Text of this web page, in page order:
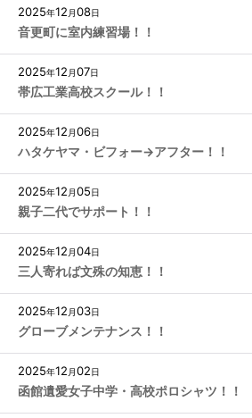
2025年12 月08日
音更町に室内練習場！！
2025年12 月07日
帯広工業高校スクール！！
2025年12 月06日
ハタケヤマ・ビフォー→アフター！！
2025年12 月05日
親子二代でサポート！！
2025年12 月04日
三人寄れば文殊の知恵！！
2025年12 月03日
グローブメンテナンス！！
2025年12 月02日
函館遺愛女子中学・高校ポロシャツ！！